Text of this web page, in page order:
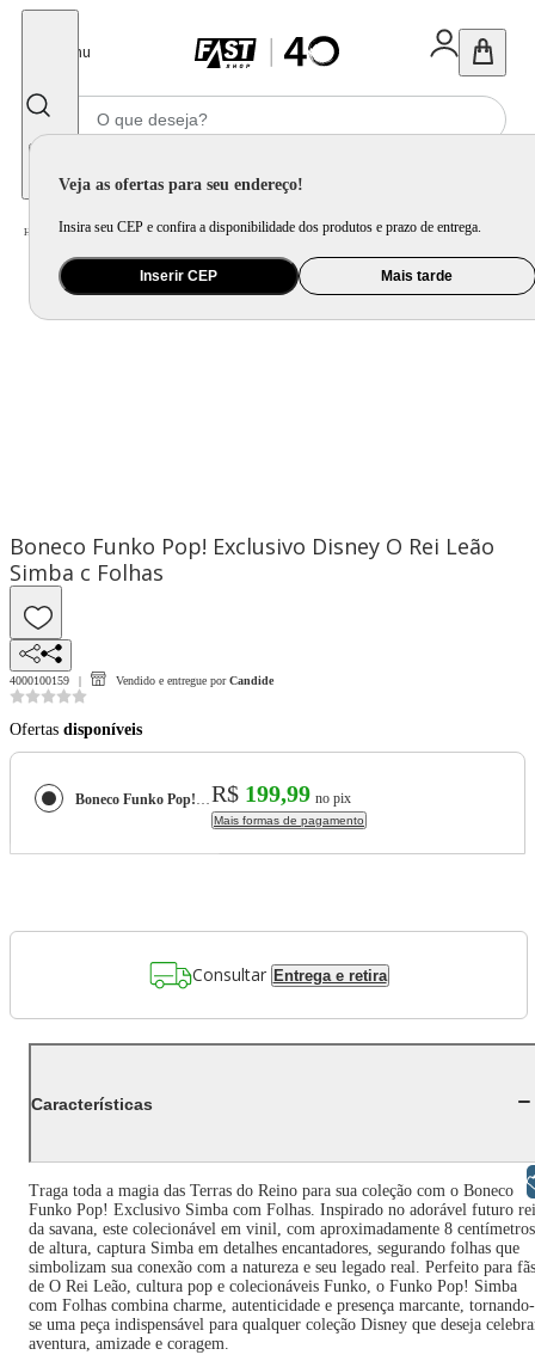
Menu
Veja as ofertas para seu endereço!
Insira seu CEP e confira a disponibilidade dos produtos e prazo de entrega.
Inserir CEP Mais tarde
Home Brinquedo e Colecionável / Para Colecionar
Boneco Funko Pop! Exclusivo Disney O Rei Leão
Simba c Folhas
4000100159 Vendido e entregue por Candide
Ofertas disponíveis
Boneco Funko Pop! Exclusivo Disney O Rei Leão Simba c FolhasR$ 199,99 no pix
Mais formas de pagamento
Consultar Entrega e retira
Características
Traga toda a magia das Terras do Reino para sua coleção com o Boneco
Funko Pop! Exclusivo Simba com Folhas. Inspirado no adorável futuro rei
da savana, este colecionável em vinil, com aproximadamente 8 centímetros
de altura, captura Simba em detalhes encantadores, segurando folhas que
simbolizam sua conexão com a natureza e seu legado real. Perfeito para fãs
de O Rei Leão, cultura pop e colecionáveis Funko, o Funko Pop! Simba
com Folhas combina charme, autenticidade e presença marcante, tornando-
se uma peça indispensável para qualquer coleção Disney que deseja
aventura, amizade e coragem.
Libras